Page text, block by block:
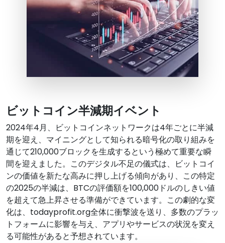
ビットコイン半減期イベント
2024年4月、ビットコインネットワークは4年ごとに半減
期を迎え、マイニングとして知られる暗号化の取り組みを
通じて210,000ブロックを生成するという極めて重要な瞬
間を迎えました。このデジタル不足の儀式は、ビットコイ
ンの価値を新たな高みに押し上げる傾向があり、この特定
の2025の半減は、BTCの評価額を100,000ドルのしきい値
を超えて急上昇させる準備ができています。この劇的な変
化は、todayprofit.org全体に衝撃波を送り、多数のプラッ
トフォームに影響を与え、アプリやサービスの状況を変え
る可能性があると予想されています。